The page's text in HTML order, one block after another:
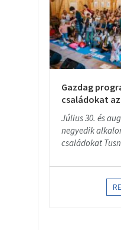
Gazdag
családokat
Július 30. és
negyedik
családokat